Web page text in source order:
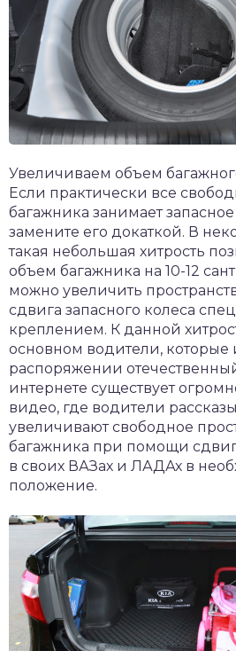
Увеличиваем объем
Если практически все
багажника занимает запасное
замените его докаткой. В
такая небольшая хитрость
объем багажника на 10-12
можно увеличить
сдвига запасного колеса
креплением. К данной
основном водители, которые
распоряжении
интернете существует
видео, где водители
увеличивают свободное
багажника при помощи
в своих ВАЗах и ЛАДАх в
положение.